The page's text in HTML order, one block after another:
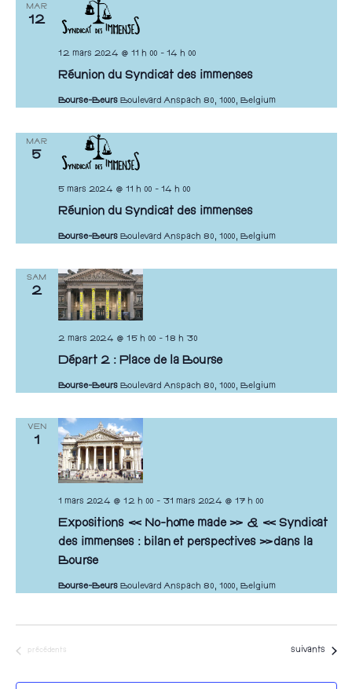
MAR
12
Réunion du Syndicat des immenses
12 mars 2024 @ 11 h 00 - 14 h 00
Bourse-Beurs Boulevard Anspach 80, 1000, Belgium
MAR
5
Réunion du Syndicat des immenses
5 mars 2024 @ 11 h 00 - 14 h 00
Bourse-Beurs Boulevard Anspach 80, 1000, Belgium
SAM
2
Départ 2 : Place de la Bourse
2 mars 2024 @ 15 h 00 - 18 h 30
Bourse-Beurs Boulevard Anspach 80, 1000, Belgium
VEN
1
Expositions « No-home made » & « Syndicat
des immenses : bilan et perspectives »dans la
Bourse
1 mars 2024 @ 12 h 00 - 31 mars 2024 @ 17 h 00
Bourse-Beurs Boulevard Anspach 80, 1000, Belgium
Évènements
précédents Évènements
suivants